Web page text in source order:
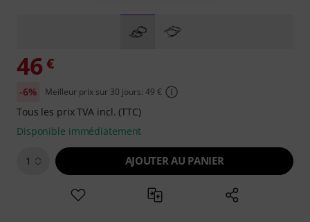
46 €
-6% Meilleur prix sur 30 jours: 49 €
Tous les prix TVA incl. (TTC)
Disponible immédiatement
1 AJOUTER AU PANIER